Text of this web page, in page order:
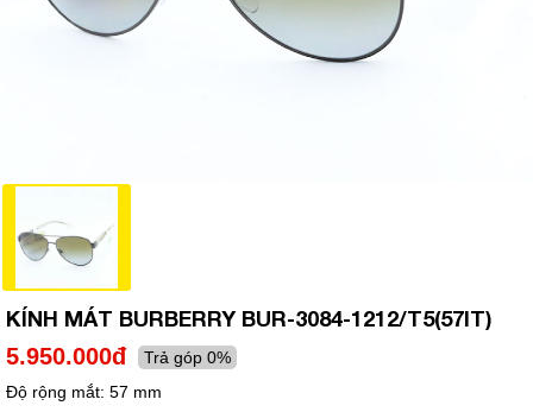
KÍNH MÁT BURBERRY BUR-3084-1212/T5(57IT)
5.950.000đ
Trả góp 0%
Độ rộng mắt: 57 mm